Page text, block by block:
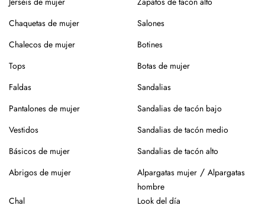
¿Vas a usar lavadora? Elige un programa delicado en frío,
puedan dañar el tejido.
Para el planchado, utiliza temperatura media y, si puedes,
plancha del revés. Así evitarás brillos o marcas.
Evita la exposición directa al sol durante mucho tiempo.
de la prenda.
Para los zapatos:
Nuestros zapatos están hechos con materiales naturales
como piel o yute, que requieren cuidados específicos.
Chaquetas de mujer
Chalecos de mujer
Tops
Faldas
Pantalones de mujer
Vestidos
Básicos de mujer
Abrigos de mujer
Salones
Botines
Botas de mujer
Sandalias
Sandalias de tacón bajo
Sandalias de tacón medio
Sandalias de tacón alto
Alpargatas mujer / Alpargatas
hombre
Chal
Look del día